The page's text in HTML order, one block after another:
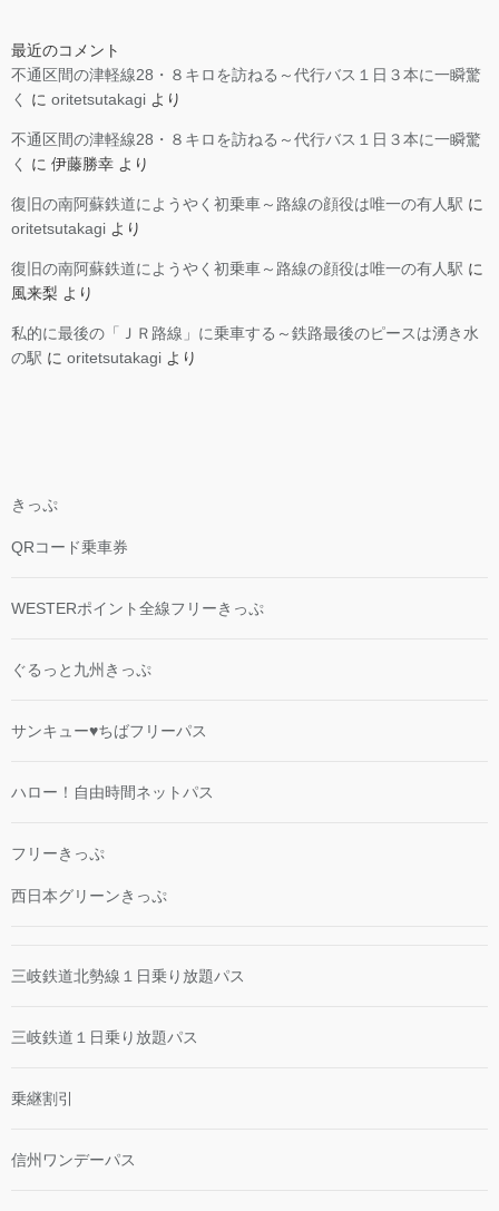
最近のコメント
不通区間の津軽線28・８キロを訪ねる～代行バス１日３本に一瞬驚
く
に oritetsutakagi より
不通区間の津軽線28・８キロを訪ねる～代行バス１日３本に一瞬驚
く
に 伊藤勝幸 より
復旧の南阿蘇鉄道にようやく初乗車～路線の顔役は唯一の有人駅 に
oritetsutakagi より
復旧の南阿蘇鉄道にようやく初乗車～路線の顔役は唯一の有人駅 に
風来梨 より
私的に最後の「ＪＲ路線」に乗車する～鉄路最後のピースは湧き水
の駅 に oritetsutakagi より
きっぷ
QRコード乗車券
WESTERポイント全線フリーきっぷ
ぐるっと九州きっぷ
サンキュー♥ちばフリーパス
ハロー！自由時間ネットパス
フリーきっぷ
西日本グリーンきっぷ
三岐鉄道北勢線１日乗り放題パス
三岐鉄道１日乗り放題パス
乗継割引
信州ワンデーパス